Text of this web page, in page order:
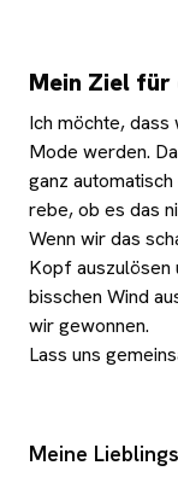
Mein Ziel
Ich möchte,
Mode werden.
ganz automatisch
rebe, ob es das
Wenn wir das
Kopf auszulösen
bisschen Wind
wir gewonnen.
Lass uns
Meine